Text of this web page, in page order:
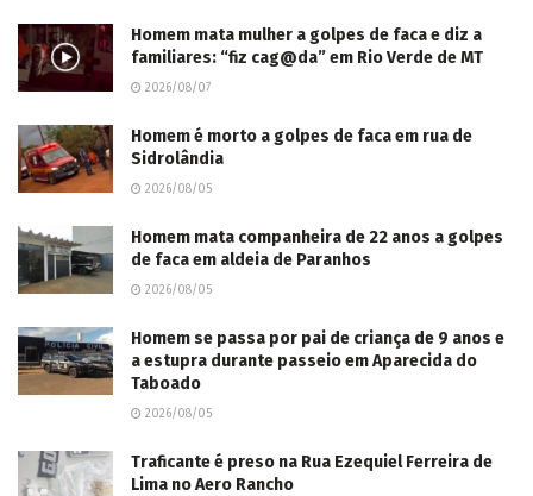
Homem mata mulher a golpes de faca e diz a
familiares: “fiz cag@da” em Rio Verde de MT
2026/08/07
Homem é morto a golpes de faca em rua de
Sidrolândia
2026/08/05
Homem mata companheira de 22 anos a golpes
de faca em aldeia de Paranhos
2026/08/05
Homem se passa por pai de criança de 9 anos e
a estupra durante passeio em Aparecida do
Taboado
2026/08/05
Traficante é preso na Rua Ezequiel Ferreira de
Lima no Aero Rancho